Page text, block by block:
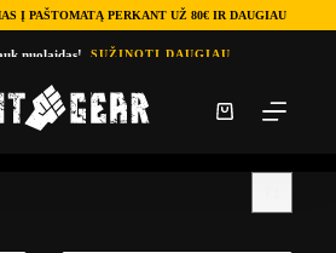
Į PAŠTOMATĄ PERKANT UŽ 80€ IR DAUGIAU
nuolaidas! SUŽINOTI DAUGIAU
Sportas